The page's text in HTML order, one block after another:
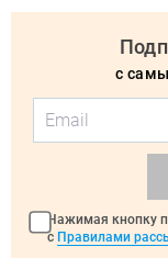
с
Нажимая кнопку
с Правилами